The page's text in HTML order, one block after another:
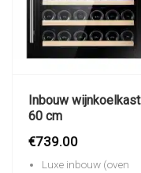
Inbouw wijnkoelkast
60 cm
€739.00
Luxe inbouw (oven